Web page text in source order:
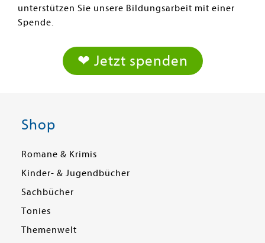
unterstützen Sie unsere Bildungsarbeit mit einer
Spende.
❤ Jetzt spenden
Shop
Romane & Krimis
Kinder- & Jugendbücher
Sachbücher
Tonies
Themenwelt